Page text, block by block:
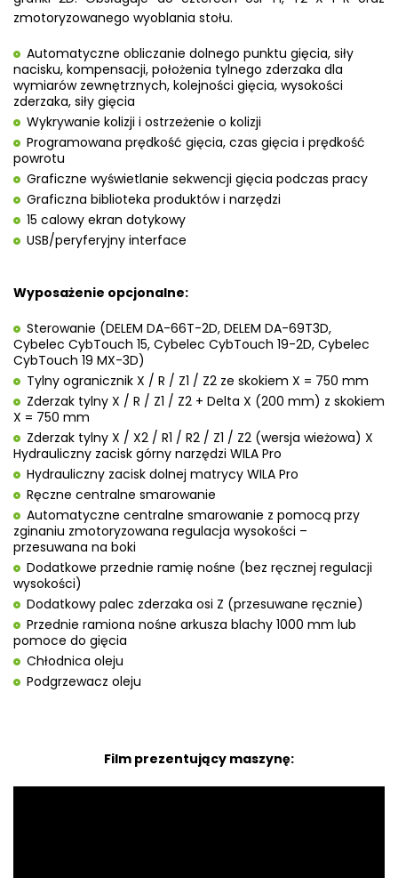
zmotoryzowanego wyoblania stołu.
Automatyczne obliczanie dolnego punktu gięcia, siły
nacisku, kompensacji, położenia tylnego zderzaka dla
wymiarów zewnętrznych, kolejności gięcia, wysokości
zderzaka, siły gięcia
Wykrywanie kolizji i ostrzeżenie o kolizji
Programowana prędkość gięcia, czas gięcia i prędkość
powrotu
Graficzne wyświetlanie sekwencji gięcia podczas pracy
Graficzna biblioteka produktów i narzędzi
15 calowy ekran dotykowy
USB/peryferyjny interface
Wyposażenie opcjonalne:
Sterowanie (DELEM DA-66T-2D, DELEM DA-69T3D,
Cybelec CybTouch 15, Cybelec CybTouch 19-2D, Cybelec
CybTouch 19 MX-3D)
Tylny ogranicznik X / R / Z1 / Z2 ze skokiem X = 750 mm
Zderzak tylny X / R / Z1 / Z2 + Delta X (200 mm) z skokiem
X = 750 mm
Zderzak tylny X / X2 / R1 / R2 / Z1 / Z2 (wersja wieżowa) X
Hydrauliczny zacisk górny narzędzi WILA Pro
Hydrauliczny zacisk dolnej matrycy WILA Pro
Ręczne centralne smarowanie
Automatyczne centralne smarowanie z pomocą przy
zginaniu zmotoryzowana regulacja wysokości –
przesuwana na boki
Dodatkowe przednie ramię nośne (bez ręcznej regulacji
wysokości)
Dodatkowy palec zderzaka osi Z (przesuwane ręcznie)
Przednie ramiona nośne arkusza blachy 1000 mm lub
pomoce do gięcia
Chłodnica oleju
Podgrzewacz oleju
Film prezentujący maszynę: